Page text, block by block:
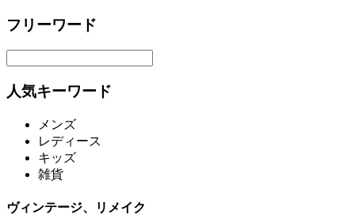
フリーワード
人気キーワード
メンズ
レディース
キッズ
雑貨
ヴィンテージ、リメイク